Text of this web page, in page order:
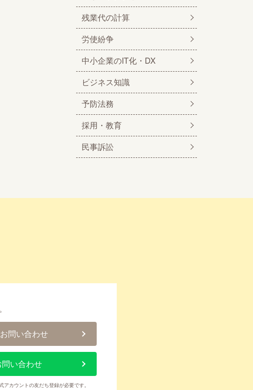
残業代の計算
労使紛争
中小企業のIT化・DX
ビジネス知識
予防法務
採用・教育
民事訴訟
問い合わせ
い合わせ
アカウントの友だち登録が必要です。